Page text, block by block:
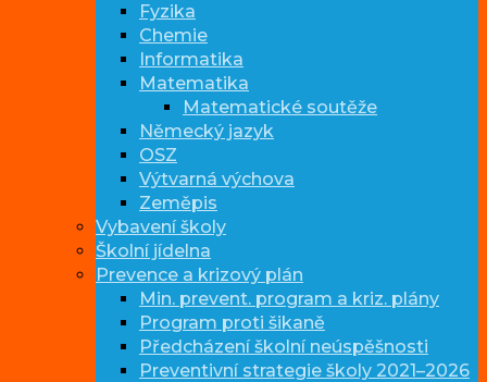
Fyzika
Chemie
Informatika
Matematika
Matematické soutěže
Německý jazyk
OSZ
Výtvarná výchova
Zeměpis
Vybavení školy
Školní jídelna
Prevence a krizový plán
Min. prevent. program a kriz. plány
Program proti šikaně
Předcházení školní neúspěšnosti
Preventivní strategie školy 2021–2026